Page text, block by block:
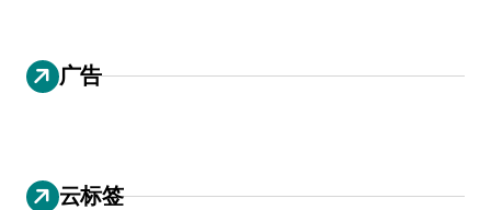
广告
云标签